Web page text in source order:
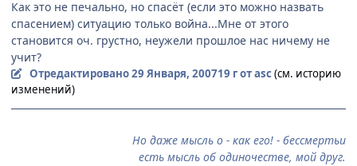
Как это не печально, но спасёт (если это можно назвать
спасением) ситуацию только война...Мне от этого
становится оч. грустно, неужели прошлое нас ничему не
учит?
Отредактировано29 Января, 200719 гот asc(см. историю
изменений)
Но даже мысль о - как его! - бессмертьи
есть мысль об одиночестве, мой друг.